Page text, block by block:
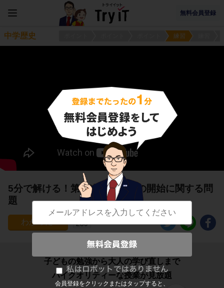
無料会員登録
会員登録をクリックまたはタップすると、
中学歴史 練習
5分で解ける！第一次世界大戦の開始に関する問
題
239
子どもの勉強から大人の学び直しまで
ハイクオリティーな授業が見放題